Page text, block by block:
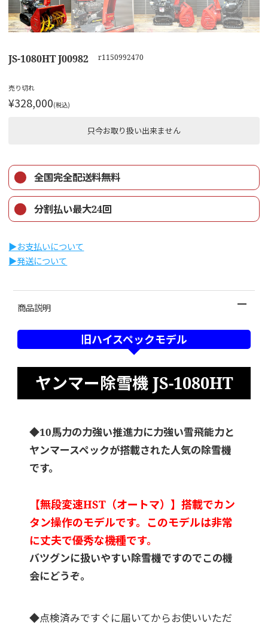
JS-1080HT J00982 r1150992470
売り切れ
¥328,000(税込)
只今お取り扱い出来ません
全国完全配送料無料
分割払い最大24回
▶︎お支払いについて
▶︎発送について
商品説明
旧ハイスペックモデル
ヤンマー除雪機 JS-1080HT
◆10馬力の力強い推進力に力強い雪飛能力と
ヤンマースペックが搭載された人気の除雪機
です。
【無段変速HST（オートマ）】搭載でカン
タン操作のモデルです。このモデルは非常
に丈夫で優秀な機種です。
バツグンに扱いやすい除雪機ですのでこの機
会にどうぞ。
◆点検済みですぐに届いてからお使いいただ